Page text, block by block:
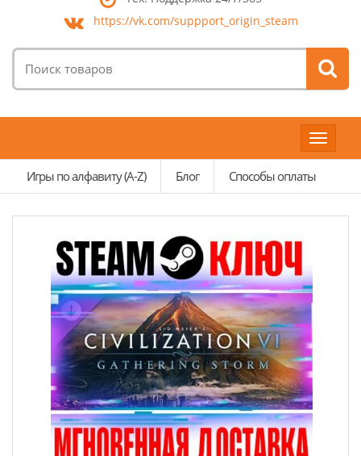
https://vk.com/suppport_origin_steam
товаров:
Toggle
Игры по алфавиту (A-Z)
Блог Способы оплаты